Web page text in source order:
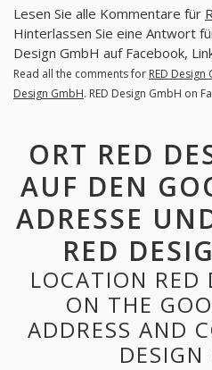
Lesen Sie alle Kommentare für
Hinterlassen Sie eine Antwort
Design GmbH auf Facebook,
Read all the comments for RED Design
Design GmbH. RED Design GmbH on
ORT RED
AUF DEN
ADRESSE
RED
LOCATION RED
ON THE
ADDRESS AND
DESIGN